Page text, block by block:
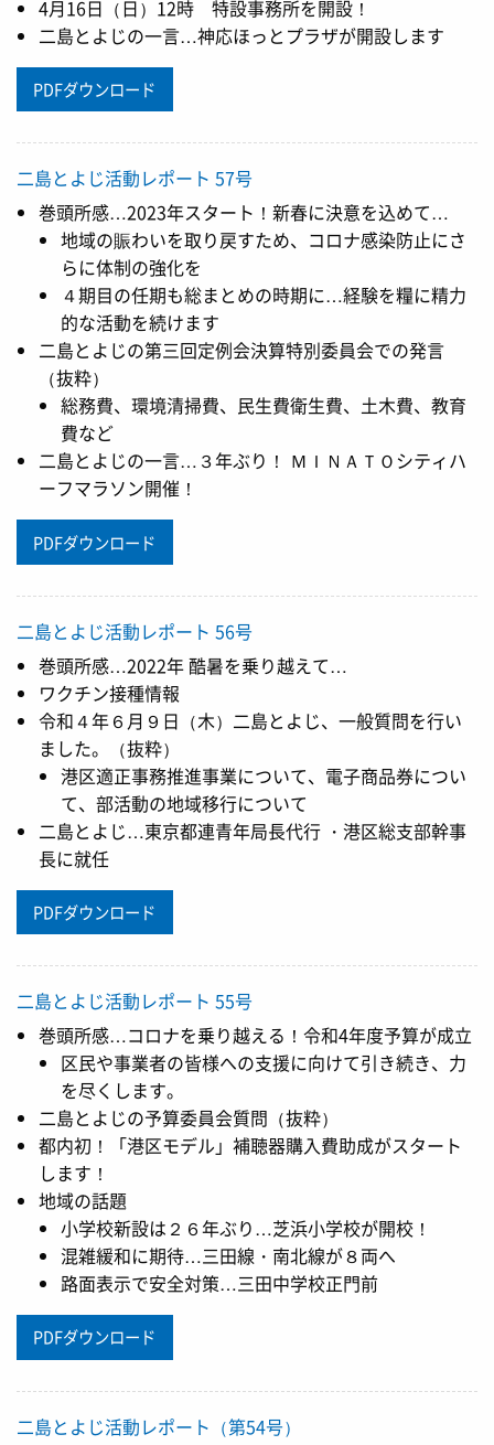
4月16日（日）12時 特設事務所を開設！
二島とよじの一言…神応ほっとプラザが開設します
PDFダウンロード
二島とよじ活動レポート 57号
巻頭所感…2023年スタート！新春に決意を込めて…
地域の賑わいを取り戻すため、コロナ感染防止にさ
らに体制の強化を
４期目の任期も総まとめの時期に…経験を糧に精力
的な活動を続けます
二島とよじの第三回定例会決算特別委員会での発言
（抜粋）
総務費、環境清掃費、民生費衛生費、土木費、教育
費など
二島とよじの一言…３年ぶり！ ＭＩＮＡＴＯシティハ
ーフマラソン開催！
PDFダウンロード
二島とよじ活動レポート 56号
巻頭所感…2022年 酷暑を乗り越えて…
ワクチン接種情報
令和４年６月９日（木）二島とよじ、一般質問を行い
ました。（抜粋）
港区適正事務推進事業について、電子商品券につい
て、部活動の地域移行について
二島とよじ…東京都連青年局長代行 ・港区総支部幹事
長に就任
PDFダウンロード
二島とよじ活動レポート 55号
巻頭所感…コロナを乗り越える！令和4年度予算が成立
区民や事業者の皆様への支援に向けて引き続き、力
を尽くします。
二島とよじの予算委員会質問（抜粋）
都内初！「港区モデル」補聴器購入費助成がスタート
します！
地域の話題
小学校新設は２６年ぶり…芝浜小学校が開校！
混雑緩和に期待…三田線・南北線が８両へ
路面表示で安全対策…三田中学校正門前
PDFダウンロード
二島とよじ活動レポート（第54号）